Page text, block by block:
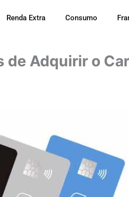
Renda Extra Consumo
de Adquirir o